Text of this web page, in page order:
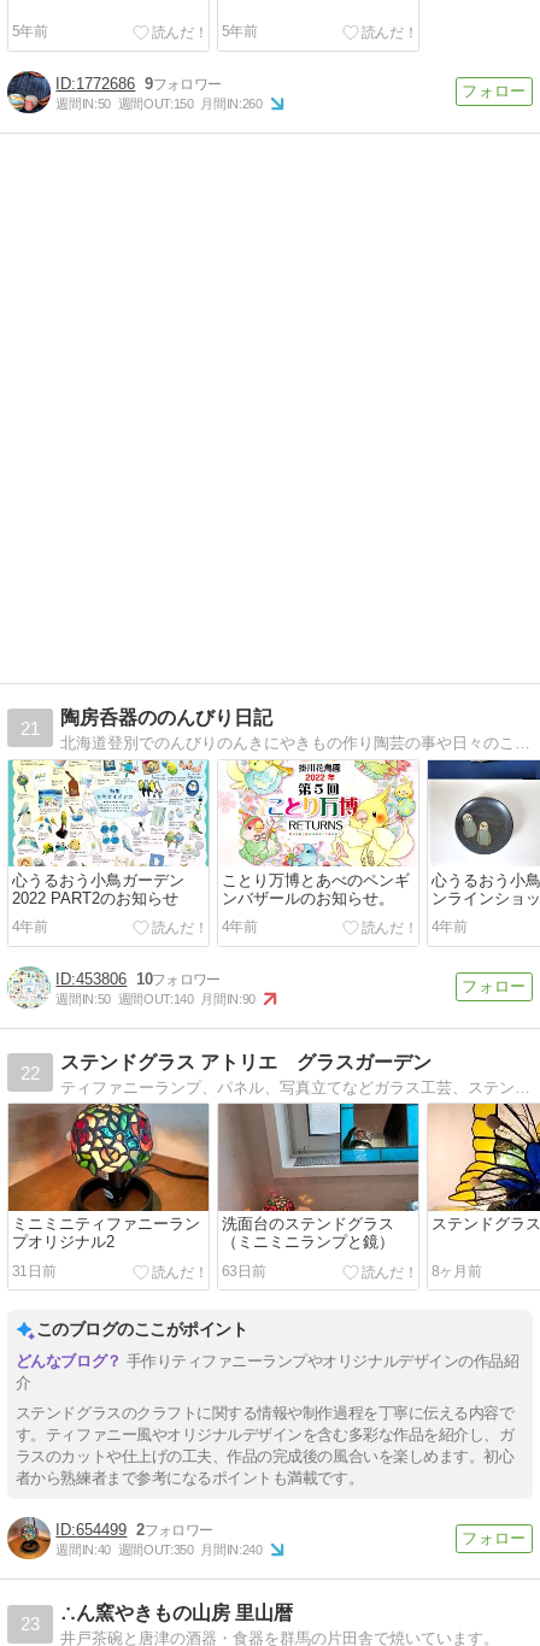
5年前 5年前
1772686 9
週間IN:50 週間OUT:150 月間IN:260
21
陶房呑器ののんびり日記
心うるおう小鳥ガーデン
2022 PART2のお知らせ
4年前
ことり万博とあべのペンギ
ンバザールのお知らせ。
4年前
心うるおう小
ンラインショ
案内
4年前
453806 10
週間IN:50 週間OUT:140 月間IN:90
22
ステンドグラス アトリエ グラスガーデン
ミニミニティファニーラン
プオリジナル2
31日前
洗面台のステンドグラス
（ミニミニランプと鏡）
63日前
ステンドグラ
8ヶ月前
このブログのここがポイント
手作りティファニーランプやオリジナルデザインの作品紹
介
ステンドグラスのクラフトに関する情報や制作過程を丁寧に伝える内容で
す。ティファニー風やオリジナルデザインを含む多彩な作品を紹介し、ガ
ラスのカットや仕上げの工夫、作品の完成後の風合いを楽しめます。初心
者から熟練者まで参考になるポイントも満載です。
654499 2
週間IN:40 週間OUT:350 月間IN:240
23
∴ん窯やきもの山房 里山暦
井戸茶碗と唐津の酒器・食器を群馬の片田舎で焼いています。